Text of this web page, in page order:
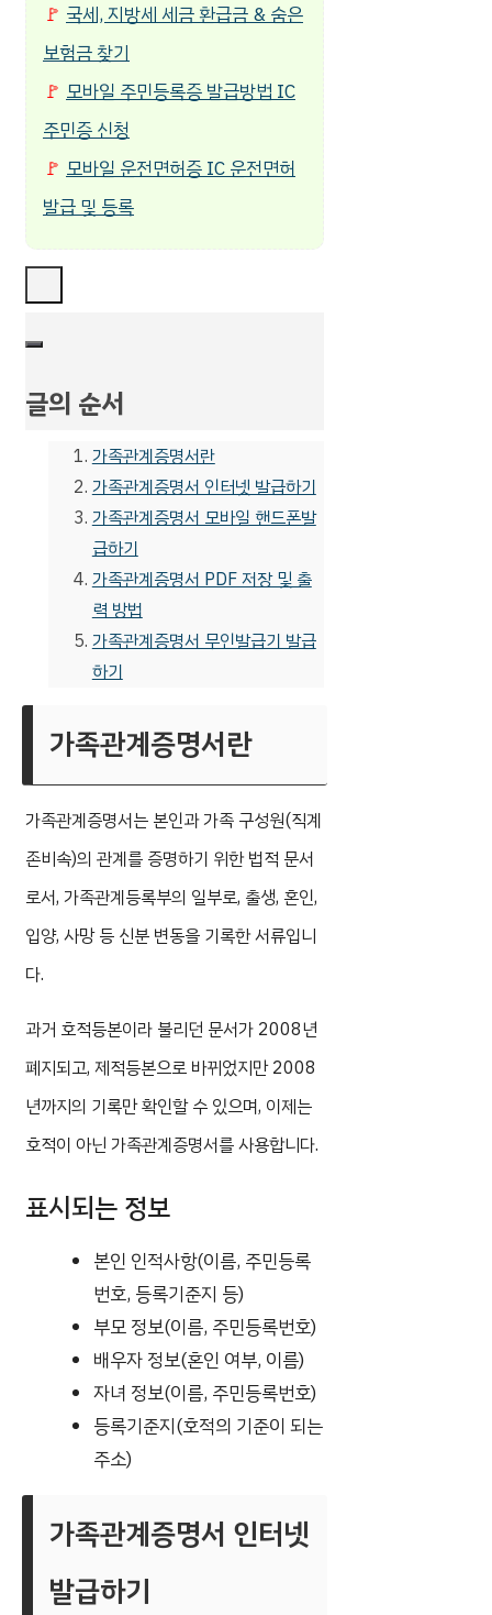
🚩 국세, 지방세 세금 환급금 & 숨은
보험금 찾기
🚩 모바일 주민등록증 발급방법 IC
주민증 신청
🚩 모바일 운전면허증 IC 운전면허
발급 및 등록
글의 순서
가족관계증명서란
가족관계증명서 인터넷 발급하기
가족관계증명서 모바일 핸드폰발
급하기
가족관계증명서 PDF 저장 및 출
력 방법
가족관계증명서 무인발급기 발급
하기
가족관계증명서란
가족관계증명서는 본인과 가족 구성원(직계
존비속)의 관계를 증명하기 위한 법적 문서
로서, 가족관계등록부의 일부로, 출생, 혼인,
입양, 사망 등 신분 변동을 기록한 서류입니
다.
과거 호적등본이라 불리던 문서가 2008년
폐지되고, 제적등본으로 바뀌었지만 2008
년까지의 기록만 확인할 수 있으며, 이제는
호적이 아닌 가족관계증명서를 사용합니다.
표시되는 정보
본인 인적사항(이름, 주민등록
번호, 등록기준지 등)
부모 정보(이름, 주민등록번호)
배우자 정보(혼인 여부, 이름)
자녀 정보(이름, 주민등록번호)
등록기준지(호적의 기준이 되는
주소)
가족관계증명서 인터넷
발급하기